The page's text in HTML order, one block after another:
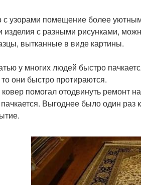
с узорами помещение более
с разными рисунками,
вытканные в виде картины.
у многих людей быстро
они быстро протираются.
ковер помогал отодвинуть ремонт
Выгоднее было один